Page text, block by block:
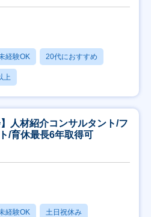
経験OK 20代におすすめ
上
人材紹介コンサルタント/フ
/育休最長6年取得可
経験OK 土日祝休み